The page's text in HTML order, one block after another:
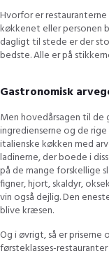
Hvorfor er
køkkenet eller personen
dagligt til stede er der
bedste. Alle er på
Gastronomisk
Men hovedårsagen til
ingredienserne og de
italienske køkken med
ladinerne, der boede i
på de mange forskellige
figner, hjort, skaldyr,
vin også dejlig. Den
blive kræsen.
Og i øvrigt, så er
førsteklasses-restauranter